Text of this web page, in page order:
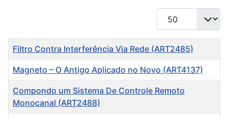
Mostrar #
Título
Filtro Contra Interferência Via Rede (ART2485)
Magneto – O Antigo Aplicado no Novo (ART4137)
Compondo um Sistema De Controle Remoto
Monocanal (ART2488)